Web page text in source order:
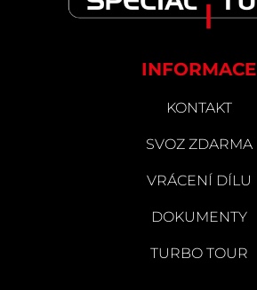
INFORMACE
KONTAKT
SVOZ ZDARMA
VRÁCENÍ DÍLU
DOKUMENTY
TURBO TOUR